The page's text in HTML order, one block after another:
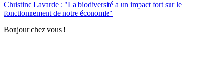
Christine Lavarde : "La biodiversité a un impact fort sur le
fonctionnement de notre économie"
Bonjour chez vous !